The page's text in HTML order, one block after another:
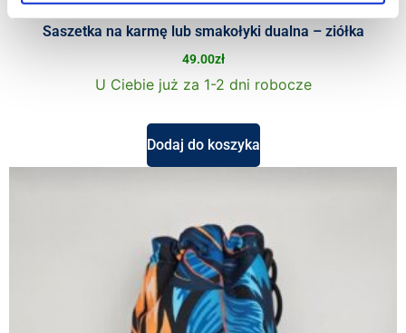
Saszetka na karmę lub smakołyki dualna – ziółka
49.00zł
U Ciebie już za 1-2 dni robocze
Dodaj do koszyka